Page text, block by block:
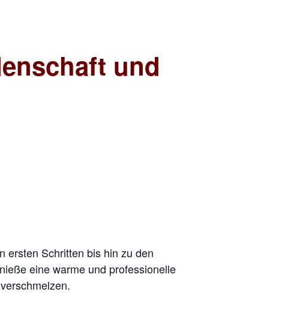
und
ersten Schritten bis hin zu den
eine warme und professionelle